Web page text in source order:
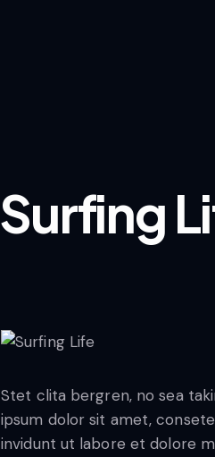
Surfing
Stet clita bergren, no sea
ipsum dolor sit amet,
invidunt ut labore et dolore